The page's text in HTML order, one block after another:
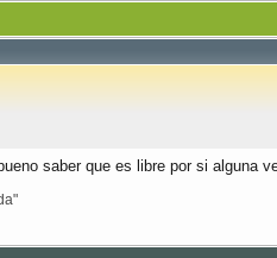
saber que es libre por si alguna